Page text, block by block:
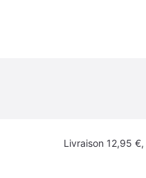
Livraison 12,95 €,